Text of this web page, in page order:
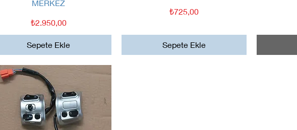
MERKEZ
Fiyat
₺2.950,00
Sepete Ekle
Fiyat
₺725,00
Sepete Ekle